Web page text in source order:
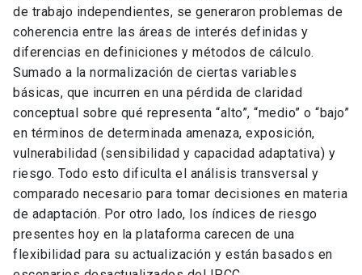
de trabajo independientes, se generaron problemas de
coherencia entre las áreas de interés definidas y
diferencias en definiciones y métodos de cálculo.
Sumado a la normalización de ciertas variables
básicas, que incurren en una pérdida de claridad
conceptual sobre qué representa “alto”, “medio” o “bajo”
en términos de determinada amenaza, exposición,
vulnerabilidad (sensibilidad y capacidad adaptativa) y
riesgo. Todo esto dificulta el análisis transversal y
comparado necesario para tomar decisiones en materia
de adaptación. Por otro lado, los índices de riesgo
presentes hoy en la plataforma carecen de una
flexibilidad para su actualización y están basados en